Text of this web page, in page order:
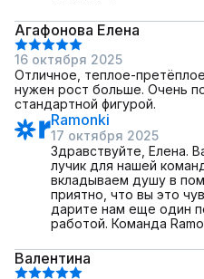
Агафонова Елена
16 октября 2025
Отличное, теплое-
нужен рост больше. Очень
стандартной фигурой.
Ramonki
17 октября 2025
Здравствуйте, Елена.
лучик для нашей
вкладываем душу в
приятно, что вы это
дарите нам еще один
работой. Команда
Валентина